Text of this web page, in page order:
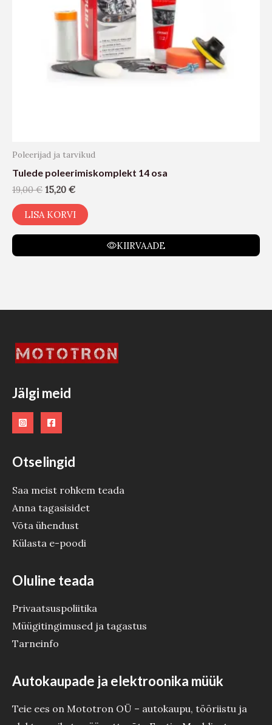
Poleerijad ja tarvikud
Tulede poleerimiskomplekt 14 osa
19,00€ 15,20 €
LISA KORVI
KIIRVAADE
Jälgi meid
Otselingid
Saa meist rohkem teada
Anna tagasisidet
Võta ühendust
Külasta e-poodi
Oluline teada
Privaatsuspoliitika
Müügitingimused ja tagastus
Tarneinfo
Autokaupade ja elektroonika müük
Teie ees on Mototron OÜ – autokaupu, tööriistu ja